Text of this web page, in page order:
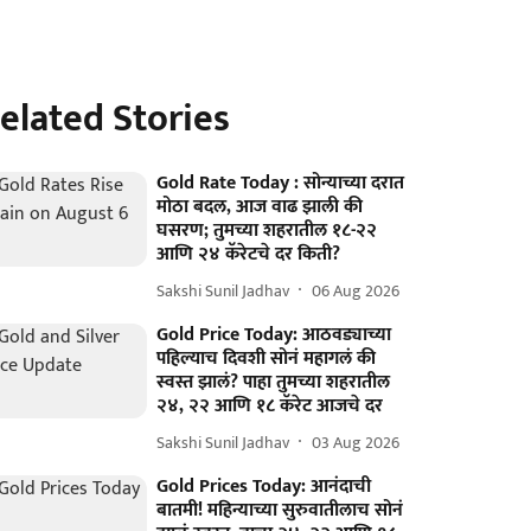
Stories
Gold Rate Today : सोन्याच्या दरात
मोठा बदल, आज वाढ झाली की
घसरण; तुमच्या शहरातील १८-२२
आणि २४ कॅरेटचे दर किती?
Sakshi Sunil Jadhav 06 Aug 2026
Gold Price Today: आठवड्याच्या
पहिल्याच दिवशी सोनं महागलं की
स्वस्त झालं? पाहा तुमच्या शहरातील
२४, २२ आणि १८ कॅरेट आजचे दर
Sakshi Sunil Jadhav 03 Aug 2026
Gold Prices Today: आनंदाची
बातमी! महिन्याच्या सुरुवातीलाच सोनं